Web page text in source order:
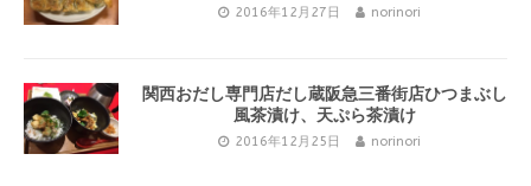
2016年12月27日 norinori
関西おだし専門店だし蔵阪急三番街店ひつまぶし
風茶漬け、天ぷら茶漬け
2016年12月25日 norinori